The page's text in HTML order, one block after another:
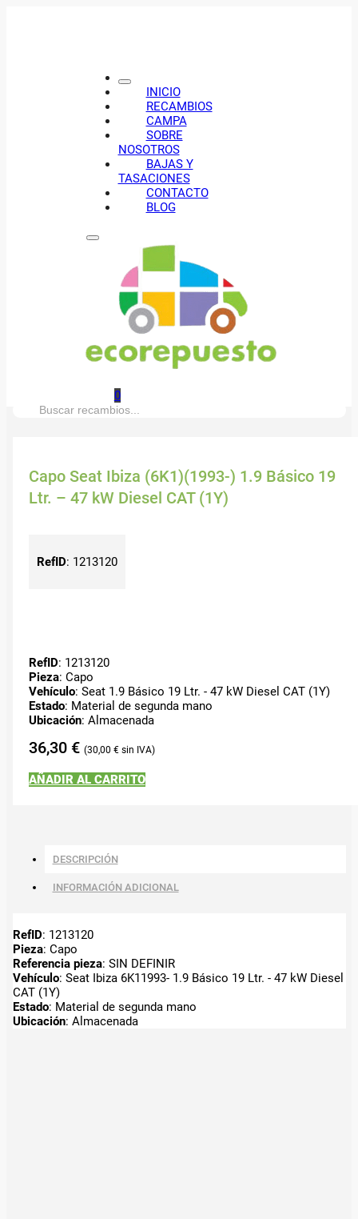
INICIO
RECAMBIOS
CAMPA
SOBRE
NOSOTROS
BAJAS Y
TASACIONES
CONTACTO
BLOG
0
Buscar:
Capo Seat Ibiza (6K1)(1993-) 1.9 Básico 19
Ltr. – 47 kW Diesel CAT (1Y)
RefID: 1213120
RefID: 1213120
Pieza: Capo
Vehículo: Seat 1.9 Básico 19 Ltr. - 47 kW Diesel CAT (1Y)
Estado: Material de segunda mano
Ubicación: Almacenada
36,30 € 30,00 €
AÑADIR AL CARRITO
DESCRIPCIÓN
INFORMACIÓN ADICIONAL
RefID: 1213120
Pieza: Capo
Referencia pieza: SIN DEFINIR
Vehículo: Seat Ibiza 6K11993- 1.9 Básico 19 Ltr. - 47 kW Diesel
CAT (1Y)
Estado: Material de segunda mano
Ubicación: Almacenada